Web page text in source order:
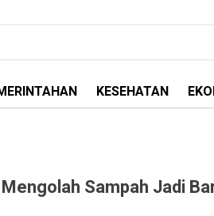
KESEHATAN
Sampah Jadi